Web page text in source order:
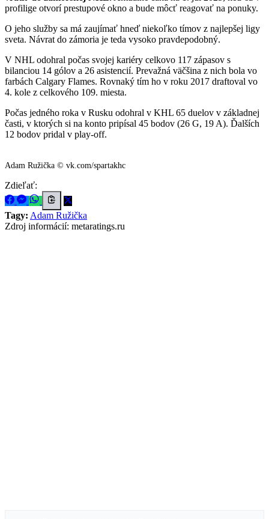
profilige otvorí prestupové okno a bude môcť reagovať na ponuky.
O jeho služby sa má zaujímať hneď niekoľko tímov z najlepšej ligy
sveta. Návrat do zámoria je teda vysoko pravdepodobný.
V NHL odohral počas svojej kariéry celkovo 117 zápasov s
bilanciou 14 gólov a 26 asistencií. Prevažná väčšina z nich bola vo
farbách Calgary Flames. Rovnaký tím ho v roku 2017 draftoval vo
4. kole z celkového 109. miesta.
Počas jedného roka v Rusku odohral v KHL 65 duelov v základnej
časti, v ktorých si na konto pripísal 45 bodov (26 G, 19 A). Ďalších
12 bodov pridal v play-off.
Adam Ružička © vk.com/spartakhc
Zdieľať:
Tagy: Adam Ružička
Zdroj informácií: metaratings.ru